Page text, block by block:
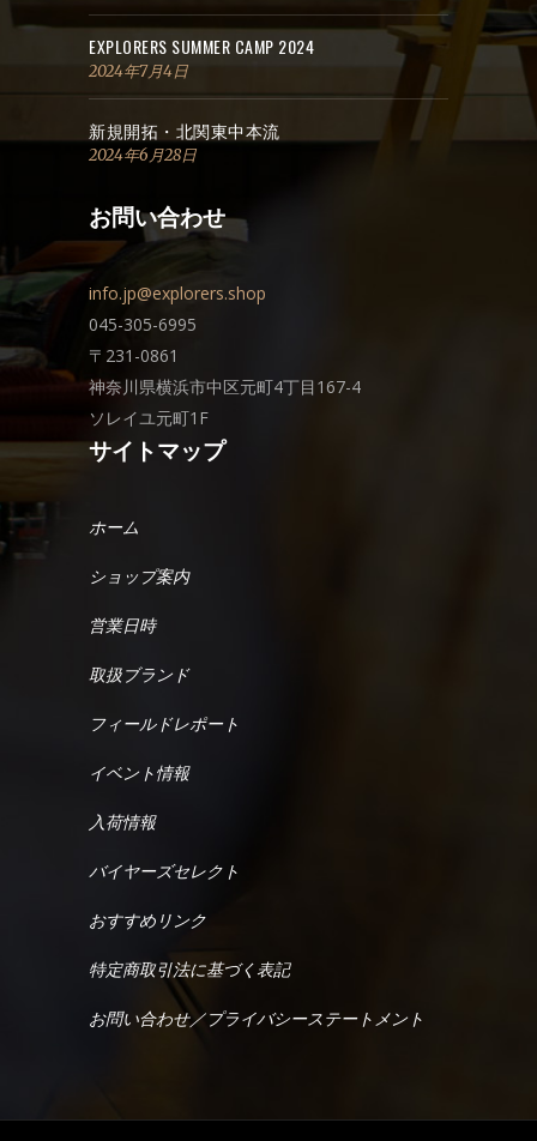
EXPLORERS SUMMER CAMP 2024
2024年7月4日
新規開拓・北関東中本流
2024年6月28日
お問い合わせ
info.jp@explorers.shop
045-305-6995
〒231-0861
神奈川県横浜市中区元町4丁目167-4
ソレイユ元町1F
サイトマップ
ホーム
ショップ案内
営業日時
取扱ブランド
フィールドレポート
イベント情報
入荷情報
バイヤーズセレクト
おすすめリンク
特定商取引法に基づく表記
お問い合わせ／プライバシーステートメント